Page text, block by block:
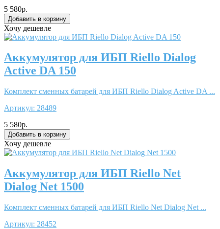
5 580р.
Хочу дешевле
Аккумулятор для ИБП Riello Dialog
Active DA 150
Комплект сменных батарей для ИБП Riello Dialog Active DA ...
Артикул: 28489
5 580р.
Хочу дешевле
Аккумулятор для ИБП Riello Net
Dialog Net 1500
Комплект сменных батарей для ИБП Riello Net Dialog Net ...
Артикул: 28452